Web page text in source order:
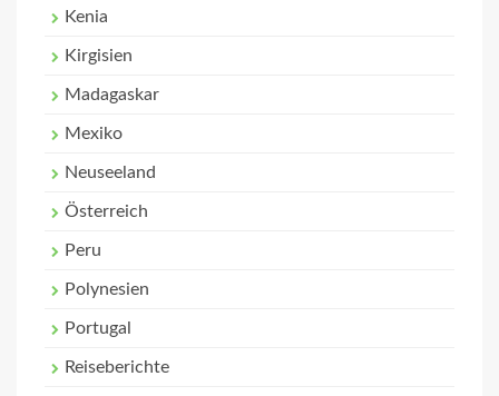
Kenia
Kirgisien
Madagaskar
Mexiko
Neuseeland
Österreich
Peru
Polynesien
Portugal
Reiseberichte